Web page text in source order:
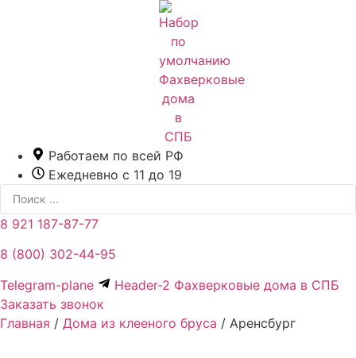
Работаем по всей РФ
Ежедневно с 11 до 19
Search
8 921 187-87-77
8 (800) 302-44-95
Telegram-plane
Header-2 Фахверковые дома в СПБ
Заказать звонок
Главная / Дома из клееного бруса / Аренсбург